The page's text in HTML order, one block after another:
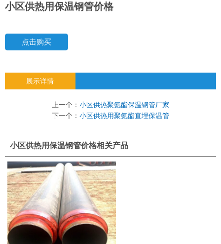
小区供热用保温钢管价格
点击购买
展示详情
上一个： 小区供热聚氨酯保温钢管厂家
下一个： 小区供热用聚氨酯直埋保温管
小区供热用保温钢管价格相关产品